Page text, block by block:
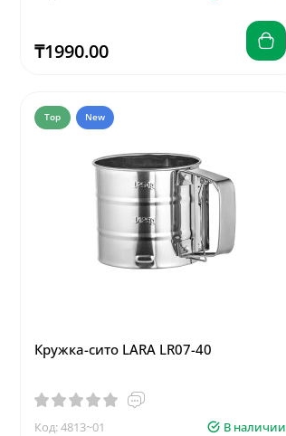
₸1990.00
Top New
Кружка-сито LARA LR07-40
Код: 4813~01 В наличии